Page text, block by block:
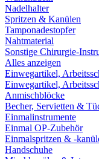
Nadelhalter
Spritzen & Kanülen
Tamponadestopfer
Nahtmaterial
Sonstige Chirurgie-
Alles anzeigen
Einwegartikel,
Einwegartikel,
Anmischblöcke
Becher, Servietten &
Einmalinstrumente
Einmal OP-Zubehör
Einmalspritzen & -
Handschuhe